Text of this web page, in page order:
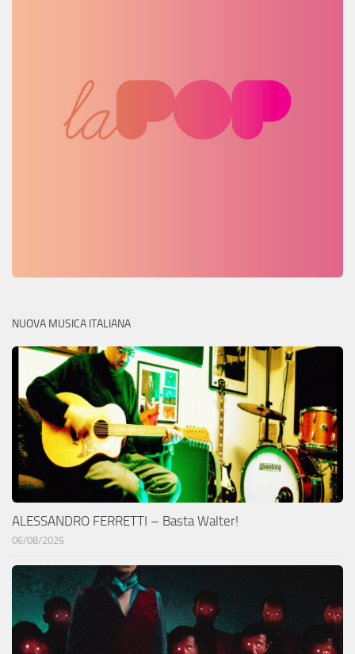
NUOVA MUSICA ITALIANA
ALESSANDRO FERRETTI – Basta Walter!
06/08/2026